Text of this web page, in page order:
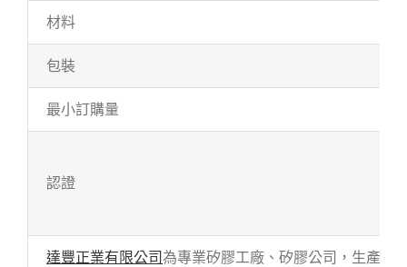
材料
包裝
最小訂購量
認證
達豐正業有限公司 為專業矽膠工廠、矽膠公司，生產各